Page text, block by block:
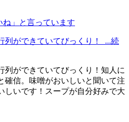
ね」と言っています
列ができていてびっくり！ ...続
列ができていてびっくり！知人に
確信。味噌がおいしいと聞いて注
しいです！スープが自分好みで大